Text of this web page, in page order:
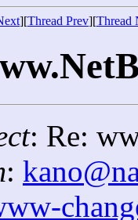
][Thread Prev][Thread
: Re:
: